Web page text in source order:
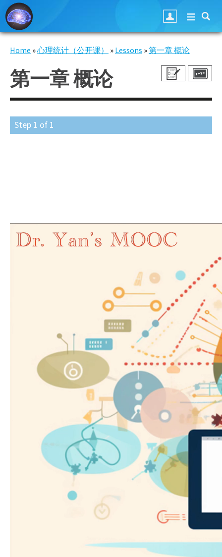
Skip to main content
Home »心理统计（公开课） » Lessons »第一章 概论
第一章 概论
Step 1 of 1